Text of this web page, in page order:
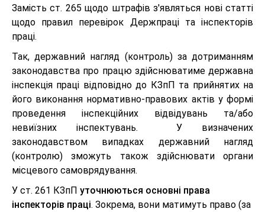
Замість ст. 265 щодо штрафів з'являться нові статті
щодо правил перевірок Держпраці та інспекторів
праці.
Так, державний нагляд (контроль) за дотриманням
законодавства про працю здійснюватиме державна
інспекція праці відповідно до КЗпП та прийнятих на
його виконання нормативно-правових актів у формі
проведення інспекційних відвідувань та/або
невиїзних інспектувань. У визначених
законодавством випадках державний нагляд
(контролю) зможуть також здійснювати органи
місцевого самоврядування.
У ст. 261 КЗпП уточнюються основні права
інспекторів праці. Зокрема, вони матимуть право (за